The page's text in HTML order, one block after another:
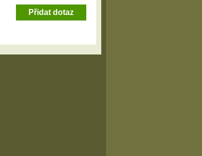
Přidat dotaz